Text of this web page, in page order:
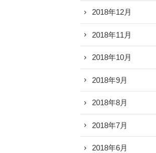
2018年12月
2018年11月
2018年10月
2018年9月
2018年8月
2018年7月
2018年6月